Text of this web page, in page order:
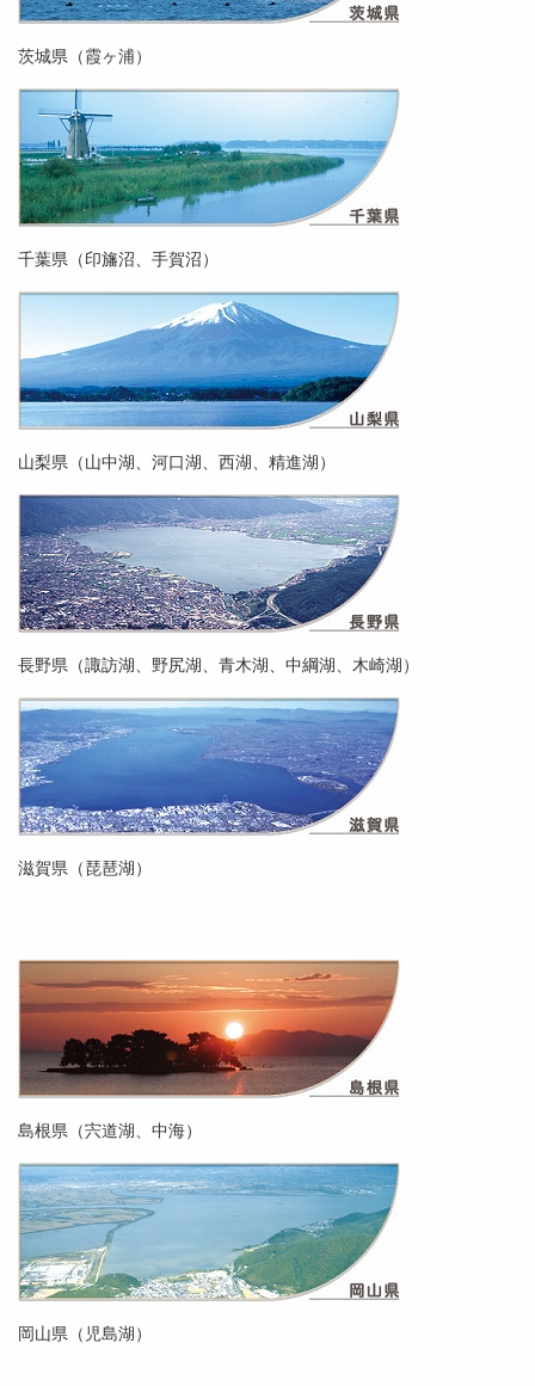
茨城県（霞ヶ浦）
千葉県（印旛沼、手賀沼）
山梨県（山中湖、河口湖、西湖、精進湖）
長野県（諏訪湖、野尻湖、青木湖、中綱湖、木崎湖）
滋賀県（琵琶湖）
島根県（宍道湖、中海）
岡山県（児島湖）